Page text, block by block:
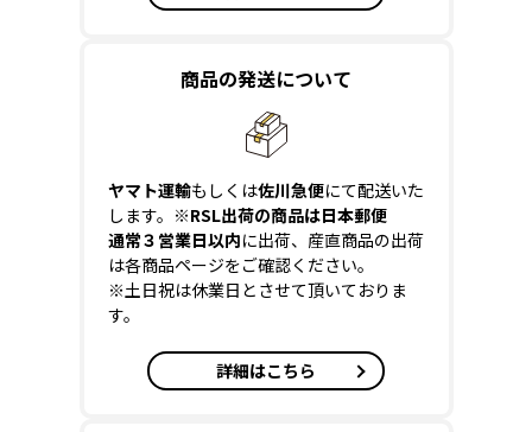
商品の発送について
ヤマト運輸もしくは佐川急便にて配送いた
します。 ※RSL出荷の商品は日本郵便
通常３営業日以内に出荷、産直商品の出荷
は各商品ページをご確認ください。
※土日祝は休業日とさせて頂いておりま
す。
詳細はこちら